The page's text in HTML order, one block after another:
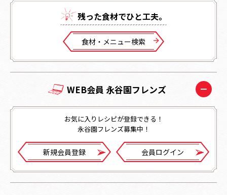
残った⾷材でひと⼯夫。
⾷材・メニュー検索
WEB会員 永谷園フレンズ
お気に入りレシピが登録できる！
永谷園フレンズ募集中！
新規会員登録 会員ログイン